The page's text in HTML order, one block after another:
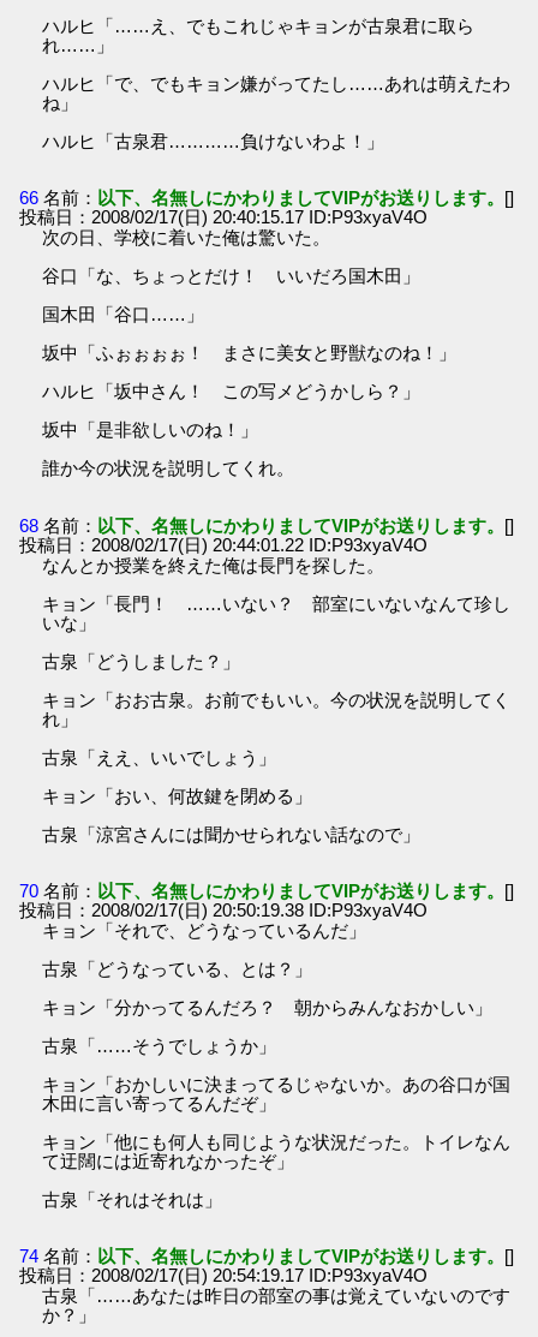
ハルヒ「……え、でもこれじゃキョンが古泉君に取ら
れ……」
ハルヒ「で、でもキョン嫌がってたし……あれは萌えたわ
ね」
ハルヒ「古泉君…………負けないわよ！」
66 名前： 以下、名無しにかわりましてVIPがお送りします。 []
投稿日：2008/02/17(日) 20:40:15.17 ID:P93xyaV4O
次の日、学校に着いた俺は驚いた。
谷口「な、ちょっとだけ！ いいだろ国木田」
国木田「谷口……」
坂中「ふぉぉぉぉ！ まさに美女と野獣なのね！」
ハルヒ「坂中さん！ この写メどうかしら？」
坂中「是非欲しいのね！」
誰か今の状況を説明してくれ。
68 名前： 以下、名無しにかわりましてVIPがお送りします。 []
投稿日：2008/02/17(日) 20:44:01.22 ID:P93xyaV4O
なんとか授業を終えた俺は長門を探した。
キョン「長門！ ……いない？ 部室にいないなんて珍し
いな」
古泉「どうしました？」
キョン「おお古泉。お前でもいい。今の状況を説明してく
れ」
古泉「ええ、いいでしょう」
キョン「おい、何故鍵を閉める」
古泉「涼宮さんには聞かせられない話なので」
70 名前： 以下、名無しにかわりましてVIPがお送りします。 []
投稿日：2008/02/17(日) 20:50:19.38 ID:P93xyaV4O
キョン「それで、どうなっているんだ」
古泉「どうなっている、とは？」
キョン「分かってるんだろ？ 朝からみんなおかしい」
古泉「……そうでしょうか」
キョン「おかしいに決まってるじゃないか。あの谷口が国
木田に言い寄ってるんだぞ」
キョン「他にも何人も同じような状況だった。トイレなん
て迂闊には近寄れなかったぞ」
古泉「それはそれは」
74 名前： 以下、名無しにかわりましてVIPがお送りします。 []
投稿日：2008/02/17(日) 20:54:19.17 ID:P93xyaV4O
古泉「……あなたは昨日の部室の事は覚えていないのです
か？」